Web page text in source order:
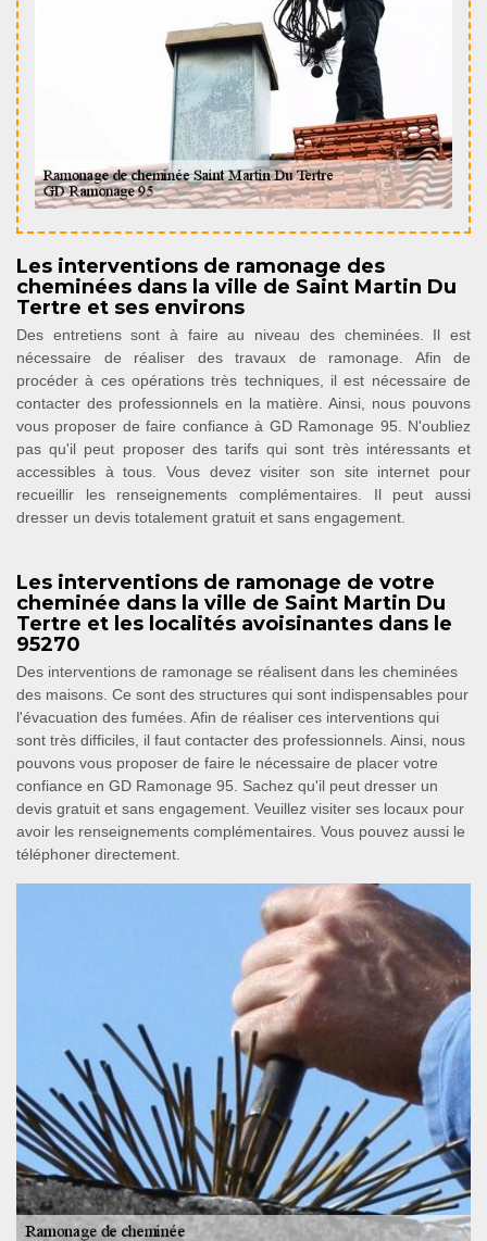
Les interventions de ramonage des
cheminées dans la ville de Saint Martin Du
Tertre et ses environs
Des entretiens sont à faire au niveau des cheminées. Il est
nécessaire de réaliser des travaux de ramonage. Afin de
procéder à ces opérations très techniques, il est nécessaire de
contacter des professionnels en la matière. Ainsi, nous pouvons
vous proposer de faire confiance à GD Ramonage 95. N'oubliez
pas qu'il peut proposer des tarifs qui sont très intéressants et
accessibles à tous. Vous devez visiter son site internet pour
recueillir les renseignements complémentaires. Il peut aussi
dresser un devis totalement gratuit et sans engagement.
Les interventions de ramonage de votre
cheminée dans la ville de Saint Martin Du
Tertre et les localités avoisinantes dans le
95270
Des interventions de ramonage se réalisent dans les cheminées
des maisons. Ce sont des structures qui sont indispensables pour
l'évacuation des fumées. Afin de réaliser ces interventions qui
sont très difficiles, il faut contacter des professionnels. Ainsi, nous
pouvons vous proposer de faire le nécessaire de placer votre
confiance en GD Ramonage 95. Sachez qu'il peut dresser un
devis gratuit et sans engagement. Veuillez visiter ses locaux pour
avoir les renseignements complémentaires. Vous pouvez aussi le
téléphoner directement.